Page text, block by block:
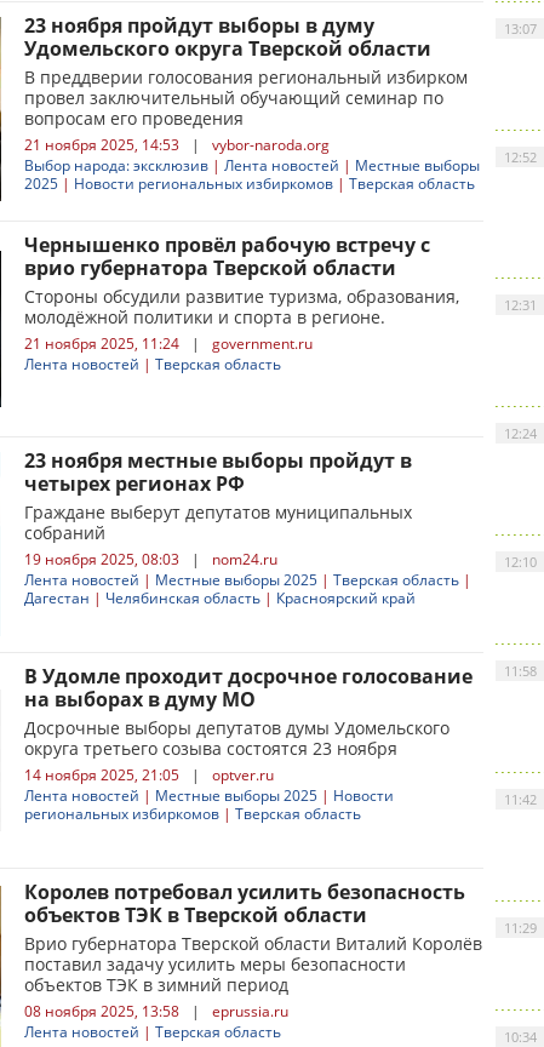
23 ноября пройдут выборы в думу
Удомельского округа Тверской области
В преддверии голосования региональный избирком
провел заключительный обучающий семинар по
вопросам его проведения
21 ноября 2025, 14:53 |
vybor-naroda.org
Выбор народа: эксклюзив | Лента новостей | Местные выборы
2025 | Новости региональных избиркомов | Тверская область
Чернышенко провёл рабочую встречу с
врио губернатора Тверской области
Стороны обсудили развитие туризма, образования,
молодёжной политики и спорта в регионе.
21 ноября 2025, 11:24 |
government.ru
Лента новостей | Тверская область
23 ноября местные выборы пройдут в
четырех регионах РФ
Граждане выберут депутатов муниципальных
собраний
19 ноября 2025, 08:03 |
nom24.ru
Лента новостей | Местные выборы 2025 | Тверская область |
Дагестан | Челябинская область | Красноярский край
В Удомле проходит досрочное голосование
на выборах в думу МО
Досрочные выборы депутатов думы Удомельского
округа третьего созыва состоятся 23 ноября
14 ноября 2025, 21:05 |
optver.ru
Лента новостей | Местные выборы 2025 | Новости
региональных избиркомов | Тверская область
Королев потребовал усилить безопасность
объектов ТЭК в Тверской области
Врио губернатора Тверской области Виталий Королёв
поставил задачу усилить меры безопасности
объектов ТЭК в зимний период
08 ноября 2025, 13:58 |
eprussia.ru
Лента новостей | Тверская область
13:07
12:52
12:31
12:24
12:10
11:58
11:42
11:29
10:34